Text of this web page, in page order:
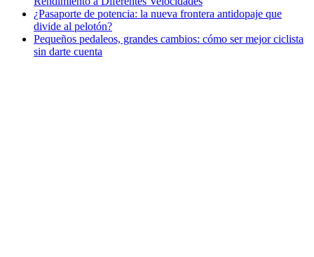
¿Pasaporte de potencia: la nueva frontera antidopaje que
divide al pelotón?
Pequeños pedaleos, grandes cambios: cómo ser mejor ciclista
sin darte cuenta